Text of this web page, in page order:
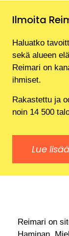
Ilmoita
Haluatko
sekä alueen
Reimari on
ihmiset.
Rakastettu ja
noin 14 500
Lue
Reimari on